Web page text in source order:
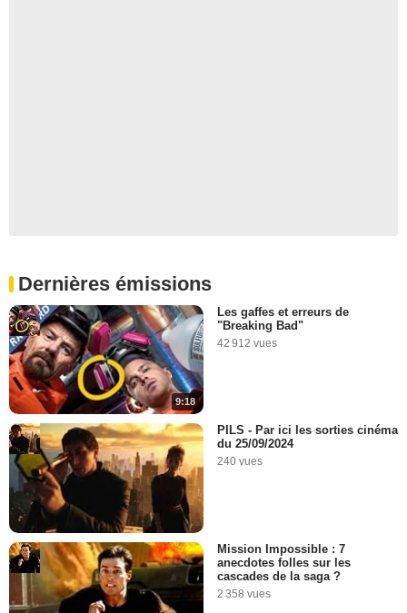
Dernières émissions
9:18
Les gaffes et erreurs de
"Breaking Bad"
42 912 vues
PILS - Par ici les sorties cinéma
du 25/09/2024
240 vues
Mission Impossible : 7
anecdotes folles sur les
cascades de la saga ?
2 358 vues